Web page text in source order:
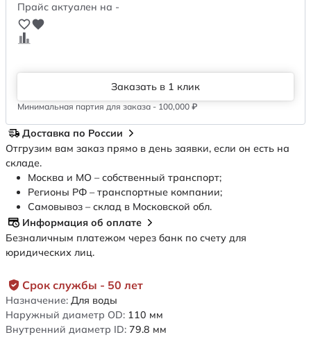
Срок службы - 50 лет
Назначение: Для воды
Наружный диаметр OD: 110 мм
Внутренний диаметр ID: 79.8 мм
Прайс актуален на -
Заказать в 1 клик
Минимальная партия для заказа - 100,000 ₽
Доставка по России
Отгрузим вам заказ прямо в день заявки, если он есть на
складе.
Москва и МО – собственный транспорт;
Регионы РФ – транспортные компании;
Самовывоз – склад в Московской обл.
Информация об оплате
Безналичным платежом через банк по счету для
юридических лиц.